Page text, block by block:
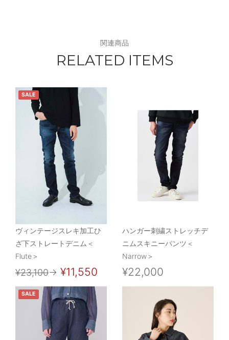
関連商品
RELATED ITEMS
SALE
ヴィンテージスレキ加工ひ
ざ下ストレートデニム＜
Flute＞
¥23,100→ ¥11,550
ハンガー刺繍ストレッチデ
ニムスキニーパンツ＜
Narrow＞
¥22,000
SALE